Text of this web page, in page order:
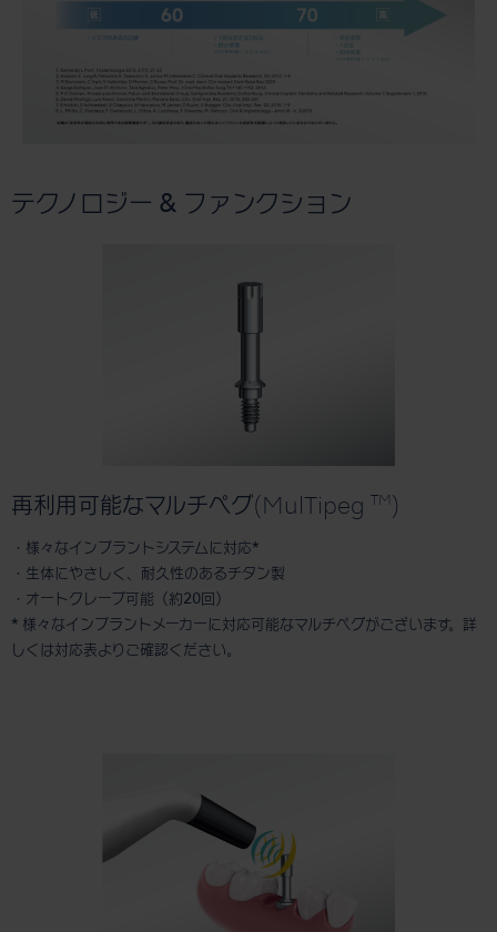
テクノロジー & ファンクション
再利用可能なマルチペグ(MulTipeg TM )
・様々なインプラントシステムに対応*
・生体にやさしく、耐久性のあるチタン製
・オートクレーブ可能（約20回）
* 様々なインプラントメーカーに対応可能なマルチペグがございます。詳
しくは対応表よりご確認ください。